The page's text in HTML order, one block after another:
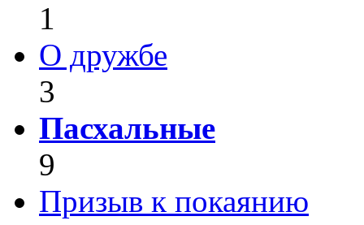
1
О дружбе
3
Пасхальные
9
Призыв к покаянию